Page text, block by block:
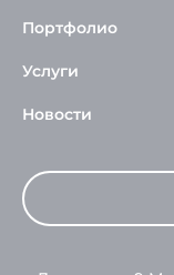
Портфолио
Услуги
Новости